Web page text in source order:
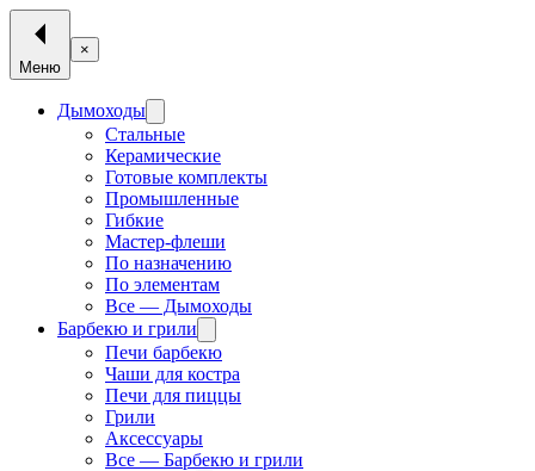
Меню
×
Дымоходы
Стальные
Керамические
Готовые комплекты
Промышленные
Гибкие
Мастер-флеши
По назначению
По элементам
Все — Дымоходы
Барбекю и грили
Печи барбекю
Чаши для костра
Печи для пиццы
Грили
Аксессуары
Все — Барбекю и грили